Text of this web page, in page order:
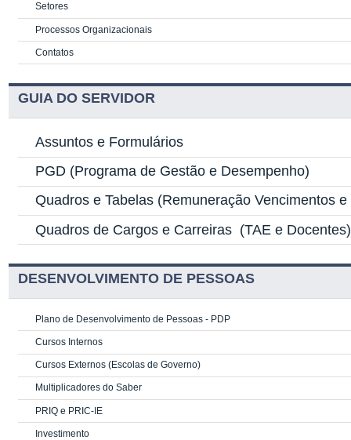
Setores
Processos Organizacionais
Contatos
GUIA DO SERVIDOR
Assuntos e Formulários
PGD (Programa de Gestão e Desempenho)
Quadros e Tabelas (Remuneração Vencimentos
Quadros de Cargos e Carreiras (TAE e Docentes)
DESENVOLVIMENTO DE PESSOAS
Plano de Desenvolvimento de Pessoas - PDP
Cursos Internos
Cursos Externos (Escolas de Governo)
Multiplicadores do Saber
PRIQ e PRIC-IE
Investimento